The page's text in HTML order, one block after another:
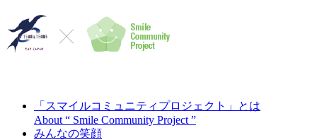
「スマイルコミュニティプロジェクト」とは
About “ Smile Community Project ”
みんなの笑顔